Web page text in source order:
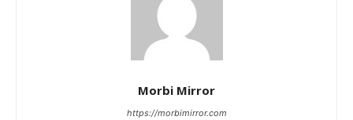
Morbi Mirror
https://morbimirror.com